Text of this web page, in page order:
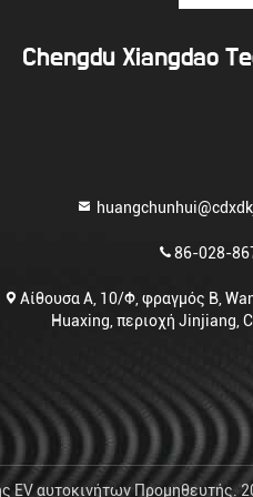
Chengdu Xiangdao
86-028-
Αίθουσα Α, 10/Φ, φραγμός Β,
Huaxing, περιοχή Jinjiang,
EV αυτοκινήτων Προμηθευτής.